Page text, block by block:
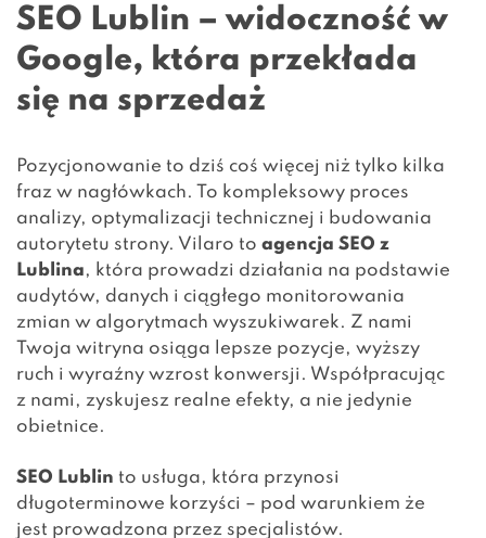
SEO Lublin – widoczność w
Google, która przekłada
się na sprzedaż
Pozycjonowanie to dziś coś więcej niż tylko kilka
fraz w nagłówkach. To kompleksowy proces
analizy, optymalizacji technicznej i budowania
autorytetu strony. Vilaro to agencja SEO z
Lublina, która prowadzi działania na podstawie
audytów, danych i ciągłego monitorowania
zmian w algorytmach wyszukiwarek. Z nami
Twoja witryna osiąga lepsze pozycje, wyższy
ruch i wyraźny wzrost konwersji. Współpracując
z nami, zyskujesz realne efekty, a nie jedynie
obietnice.
SEO Lublin to usługa, która przynosi
długoterminowe korzyści – pod warunkiem że
jest prowadzona przez specjalistów.